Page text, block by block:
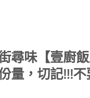
尋味【壹廚
量，切記!!!